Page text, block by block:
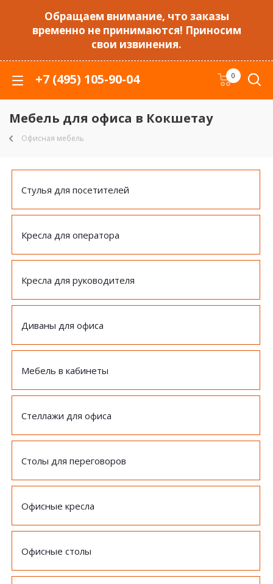
Обращаем внимание, что заказы
временно не принимаются! Приносим
свои извинения.
+7 (495) 105-90-04 0
Мебель для офиса в Кокшетау
Офисная мебель
Стулья для посетителей
Кресла для оператора
Кресла для руководителя
Диваны для офиса
Мебель в кабинеты
Стеллажи для офиса
Столы для переговоров
Офисные кресла
Офисные столы